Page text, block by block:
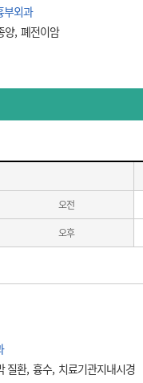
부외과
양, 폐전이암
오전
오후
질환, 흉수, 치료기관지내시경